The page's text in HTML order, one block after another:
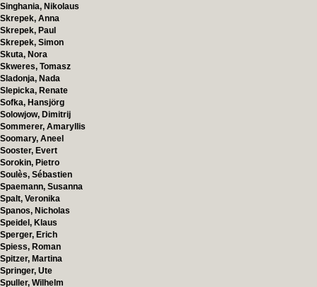
Singhania, Nikolaus
Skrepek, Anna
Skrepek, Paul
Skrepek, Simon
Skuta, Nora
Skweres, Tomasz
Sladonja, Nada
Slepicka, Renate
Sofka, Hansjörg
Solowjow, Dimitrij
Sommerer, Amaryllis
Soomary, Aneel
Sooster, Evert
Sorokin, Pietro
Soulès, Sébastien
Spaemann, Susanna
Spalt, Veronika
Spanos, Nicholas
Speidel, Klaus
Sperger, Erich
Spiess, Roman
Spitzer, Martina
Springer, Ute
Spuller, Wilhelm